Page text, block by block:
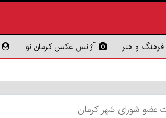
فرهنگ و هنر آژانس عکس کرمان نو
عضو شورای شهر کرمان